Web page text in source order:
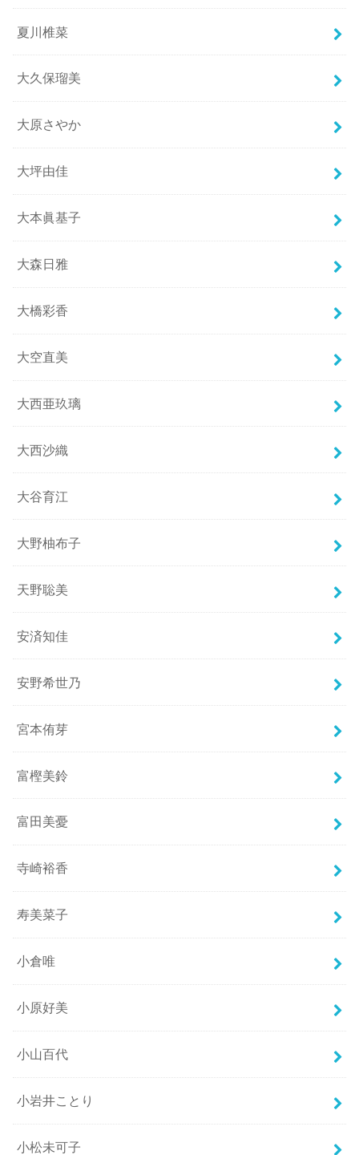
夏川椎菜
大久保瑠美
大原さやか
大坪由佳
大本眞基子
大森日雅
大橋彩香
大空直美
大西亜玖璃
大西沙織
大谷育江
大野柚布子
天野聡美
安済知佳
安野希世乃
宮本侑芽
富樫美鈴
富田美憂
寺崎裕香
寿美菜子
小倉唯
小原好美
小山百代
小岩井ことり
小松未可子